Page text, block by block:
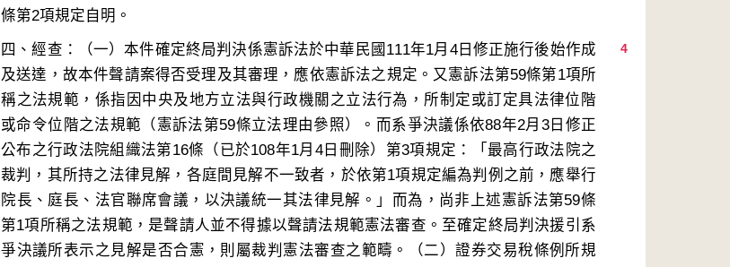
4
四、經查：（一）本件確定終局判決係憲訴法於中華民國111年1月4日修正施行後始作成
及送達，故本件聲請案得否受理及其審理，應依憲訴法之規定。又憲訴法第59條第1項所
稱之法規範，係指因中央及地方立法與行政機關之立法行為，所制定或訂定具法律位階
或命令位階之法規範（憲訴法第59條立法理由參照）。而系爭決議係依88年2月3日修正
公布之行政法院組織法第16條（已於108年1月4日刪除）第3項規定：「最高行政法院之
裁判，其所持之法律見解，各庭間見解不一致者，於依第1項規定編為判例之前，應舉行
院長、庭長、法官聯席會議，以決議統一其法律見解。」而為，尚非上述憲訴法第59條
第1項所稱之法規範，是聲請人並不得據以聲請法規範憲法審查。至確定終局判決援引系
爭決議所表示之見解是否合憲，則屬裁判憲法審查之範疇。（二）證券交易稅條例所規